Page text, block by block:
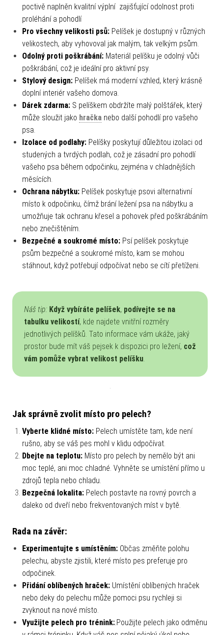
poctivě naplněn kvalitní výplní zajišťující odolnost proti
proléhání a pohodlí
Pro všechny velikosti psů: Pelíšek je dostupný v různých
velikostech, aby vyhovoval jak malým, tak velkým psům.
Odolný proti poškrábání: Materiál pelíšku je odolný vůči
poškrábání, což je ideální pro aktivní psy.
Stylový design: Pelíšek má moderní vzhled, který krásně
doplní interiér vašeho domova.
Dárek zdarma: S pelíškem obdržíte malý polštářek, který
může sloužit jako hračka nebo další pohodlí pro vašeho
psa.
Izolace od podlahy: Pelíšky poskytují důležitou izolaci od
studených a tvrdých podlah, což je zásadní pro pohodlí
vašeho psa během odpočinku, zejména v chladnějších
měsících.
Ochrana nábytku: Pelíšek poskytuje psovi alternativní
místo k odpočinku, čímž brání ležení psa na nábytku a
umožňuje tak ochranu křesel a pohovek před poškrábáním
nebo znečištěním.
Bezpečné a soukromé místo: Psí pelíšek poskytuje
psům bezpečné a soukromé místo, kam se mohou
stáhnout, když potřebují odpočívat nebo se cítí přetíženi.
Náš tip: Když vybíráte pelíšek, podívejte se na
tabulku velikostí, kde najdete vnitřní rozměry
jednotlivých pelíšků. Tato informace vám ukáže, jaký
prostor bude mít váš pejsek k dispozici pro ležení, což
vám pomůže vybrat velikost pelíšku.
Jak správně zvolit místo pro pelech?
Vyberte klidné místo: Pelech umístěte tam, kde není
rušno, aby se váš pes mohl v klidu odpočívat.
Dbejte na teplotu: Místo pro pelech by nemělo být ani
moc teplé, ani moc chladné. Vyhněte se umístění přímo u
zdrojů tepla nebo chladu.
Bezpečná lokalita: Pelech postavte na rovný povrch a
daleko od dveří nebo frekventovaných míst v bytě.
Rada na závěr:
Experimentujte s umístěním: Občas změňte polohu
pelechu, abyste zjistili, které místo pes preferuje pro
odpočinek.
Přidání oblíbených hraček: Umístění oblíbených hraček
nebo deky do pelechu může pomoci psu rychleji si
zvyknout na nové místo.
Využijte pelech pro trénink:.Použijte pelech jako odměnu